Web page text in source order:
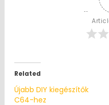
Related
Újabb DIY kiegészítők
C64-hez